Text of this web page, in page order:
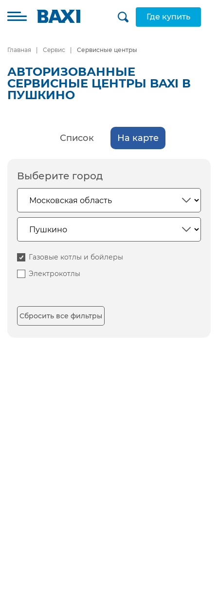
Где купить
Главная Сервис Сервисные центры
АВТОРИЗОВАННЫЕ
СЕРВИСНЫЕ ЦЕНТРЫ BAXI В
ПУШКИНО
Список На карте
Выберите город
Газовые котлы и бойлеры
Электрокотлы
Сбросить все фильтры